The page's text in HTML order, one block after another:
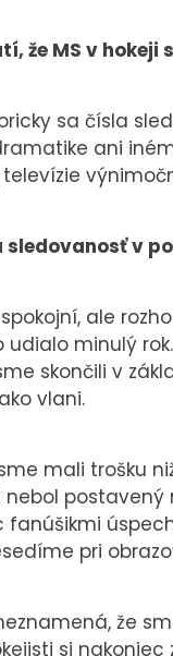
že MS v
sa čísla
ani
sledovanosť v
ale
udialo minulý
skončili v
vlani.
mali trošku
postavený
fanúšikmi
pri
že
si